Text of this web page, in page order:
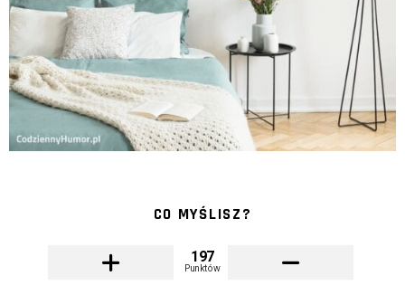
CO MYŚLISZ?
197
Punktów